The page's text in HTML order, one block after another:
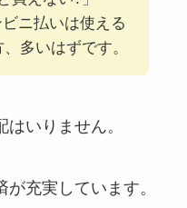
ビニ払いは使える
多いはずです。
いりません。
充実しています。